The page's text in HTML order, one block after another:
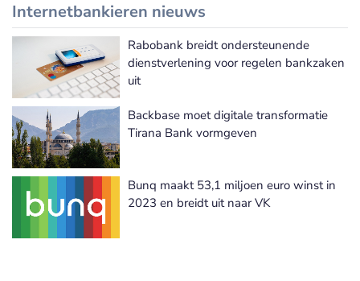
Internetbankieren nieuws
Meer Internetbankieren nieuws
Rabobank breidt ondersteunende
dienstverlening voor regelen bankzaken
uit
Backbase moet digitale transformatie
Tirana Bank vormgeven
Bunq maakt 53,1 miljoen euro winst in
2023 en breidt uit naar VK